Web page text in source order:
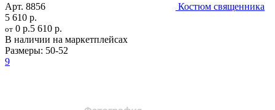
Арт. 8856
Костюм священника
5 610 р.
от 0 р.5 610 р.
В наличии на маркетплейсах
Размеры: 50-52
9